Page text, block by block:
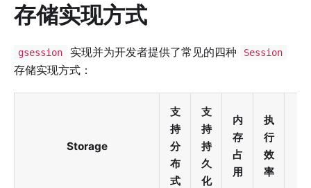
存储实现方式
gsession 实现并为开发者提供了常见的四种 Session
存储实现方式：
Storage
支
持
分
布
式
支
持
持
久
化
内
存
占
用
执
行
效
率